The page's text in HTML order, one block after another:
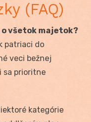
(FAQ)
všetok majetok?
patriaci do
veci bežnej
sa prioritne
kategórie